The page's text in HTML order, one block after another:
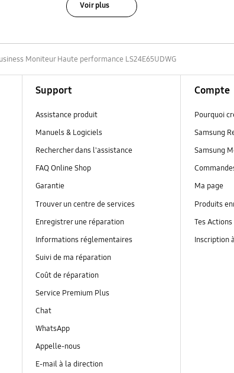
Voir plus
Moniteur Haute performance LS24E65UDWG
Support
Assistance produit
Manuels & Logiciels
Rechercher dans l'assistance
FAQ Online Shop
Garantie
Trouver un centre de services
Enregistrer une réparation
Informations réglementaires
Suivi de ma réparation
Coût de réparation
Service Premium Plus
Chat
WhatsApp
Appelle-nous
E-mail à la direction
Compte
Pourquoi
Samsung
Samsung
Ma page
Produits
Tes Actions
Inscription